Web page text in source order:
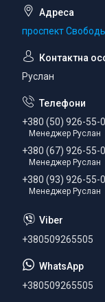
проспект
Руслан
+380 (50) 926-55-
Менеджер Руслан
+380 (67) 926-55-
Менеджер Руслан
+380 (93) 926-55-
Менеджер Руслан
+380509265505
+380509265505